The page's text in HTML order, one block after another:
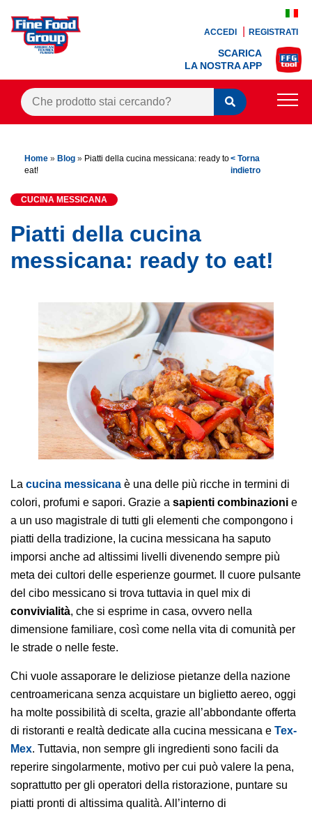
ACCEDI REGISTRATI
SCARICA
LA NOSTRA APP
BLOG
RICETTE
BONUS FEDELTÀ
AREA AGENTI
Home » Blog » Piatti della cucina messicana: ready to
eat!
< Torna
indietro
CUCINA MESSICANA
Piatti della cucina
messicana: ready to eat!
La cucina messicana è una delle più ricche in termini di
colori, profumi e sapori. Grazie a sapienti combinazioni e
a un uso magistrale di tutti gli elementi che compongono i
piatti della tradizione, la cucina messicana ha saputo
imporsi anche ad altissimi livelli divenendo sempre più
meta dei cultori delle esperienze gourmet. Il cuore pulsante
del cibo messicano si trova tuttavia in quel mix di
convivialità, che si esprime in casa, ovvero nella
dimensione familiare, così come nella vita di comunità per
le strade o nelle feste.
Chi vuole assaporare le deliziose pietanze della nazione
centroamericana senza acquistare un biglietto aereo, oggi
ha molte possibilità di scelta, grazie all’abbondante offerta
di ristoranti e realtà dedicate alla cucina messicana e Tex-
Mex. Tuttavia, non sempre gli ingredienti sono facili da
reperire singolarmente, motivo per cui può valere la pena,
soprattutto per gli operatori della ristorazione, puntare su
piatti pronti di altissima qualità. All’interno di